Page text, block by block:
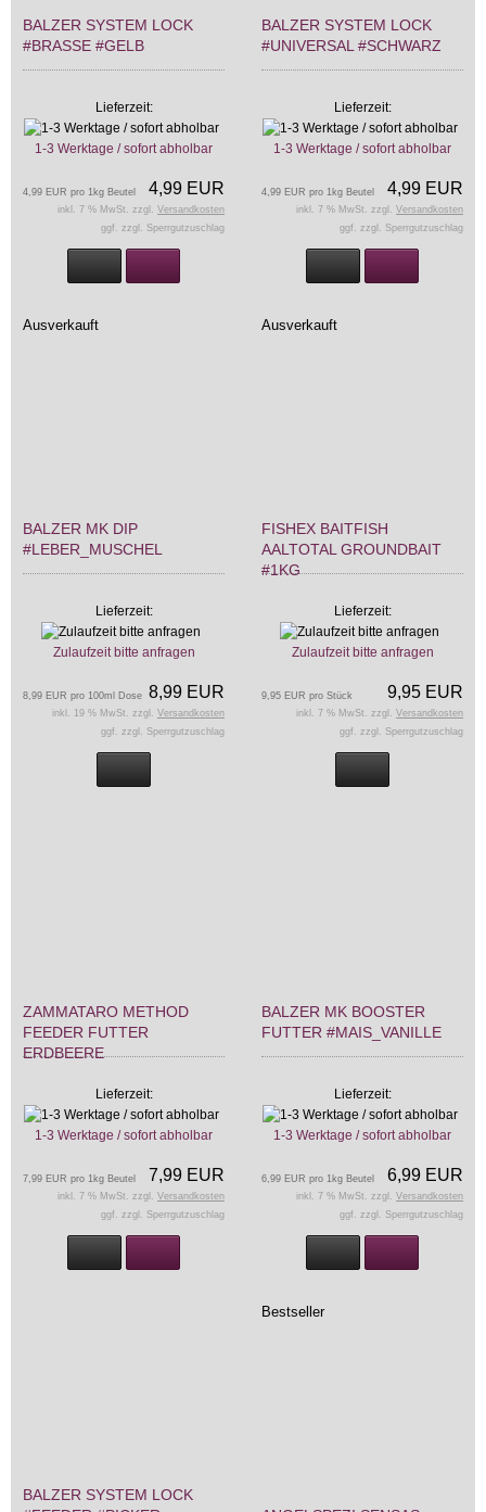
BALZER SYSTEM LOCK
#BRASSE #GELB
Lieferzeit:
1-3 Werktage / sofort abholbar
4,99 EUR
4,99 EUR pro 1kg Beutel
inkl. 7 % MwSt. zzgl. Versandkosten
ggf. zzgl. Sperrgutzuschlag
BALZER SYSTEM LOCK
#UNIVERSAL #SCHWARZ
Lieferzeit:
1-3 Werktage / sofort abholbar
4,99 EUR
4,99 EUR pro 1kg Beutel
inkl. 7 % MwSt. zzgl. Versandkosten
ggf. zzgl. Sperrgutzuschlag
Ausverkauft
BALZER MK DIP
#LEBER_MUSCHEL
Lieferzeit:
Zulaufzeit bitte anfragen
8,99 EUR
8,99 EUR pro 100ml Dose
inkl. 19 % MwSt. zzgl. Versandkosten
ggf. zzgl. Sperrgutzuschlag
Ausverkauft
FISHEX BAITFISH
AALTOTAL GROUNDBAIT
#1KG
Lieferzeit:
Zulaufzeit bitte anfragen
9,95 EUR
9,95 EUR pro Stück
inkl. 7 % MwSt. zzgl. Versandkosten
ggf. zzgl. Sperrgutzuschlag
ZAMMATARO METHOD
FEEDER FUTTER
ERDBEERE
Lieferzeit:
1-3 Werktage / sofort abholbar
7,99 EUR
7,99 EUR pro 1kg Beutel
inkl. 7 % MwSt. zzgl. Versandkosten
ggf. zzgl. Sperrgutzuschlag
BALZER MK BOOSTER
FUTTER #MAIS_VANILLE
Lieferzeit:
1-3 Werktage / sofort abholbar
6,99 EUR
6,99 EUR pro 1kg Beutel
inkl. 7 % MwSt. zzgl. Versandkosten
ggf. zzgl. Sperrgutzuschlag
BALZER SYSTEM LOCK
Bestseller